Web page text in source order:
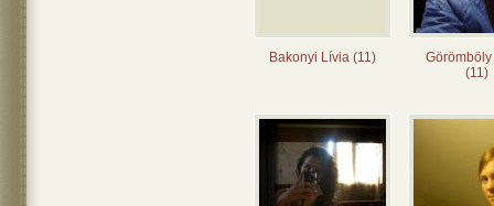
Bakonyi Lívia (11)
(11)